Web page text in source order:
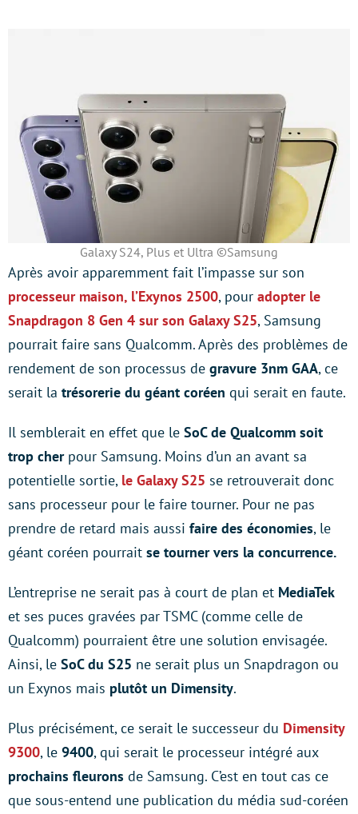
Galaxy S24, Plus et Ultra ©Samsung
Après avoir apparemment fait l’impasse sur son
processeur maison, l’Exynos 2500, pour adopter le
Snapdragon 8 Gen 4 sur son Galaxy S25, Samsung
pourrait faire sans Qualcomm. Après des problèmes de
rendement de son processus de gravure 3nm GAA, ce
serait la trésorerie du géant coréen qui serait en faute.
Il semblerait en effet que le SoC de Qualcomm soit
trop cherpour Samsung. Moins d’un an avant sa
potentielle sortie, le Galaxy S25 se retrouverait donc
sans processeur pour le faire tourner. Pour ne pas
prendre de retard mais aussi faire des économies, le
géant coréen pourrait se tourner vers la concurrence.
L’entreprise ne serait pas à court de plan et MediaTek
et ses puces gravées par TSMC (comme celle de
Qualcomm) pourraient être une solution envisagée.
Ainsi, le SoC du S25 ne serait plus un Snapdragon ou
un Exynos mais plutôt un Dimensity.
Plus précisément, ce serait le successeur du Dimensity
9300, le 9400, qui serait le processeur intégré aux
prochains fleurons de Samsung. C’est en tout cas ce
que sous-entend une publication du média sud-coréen